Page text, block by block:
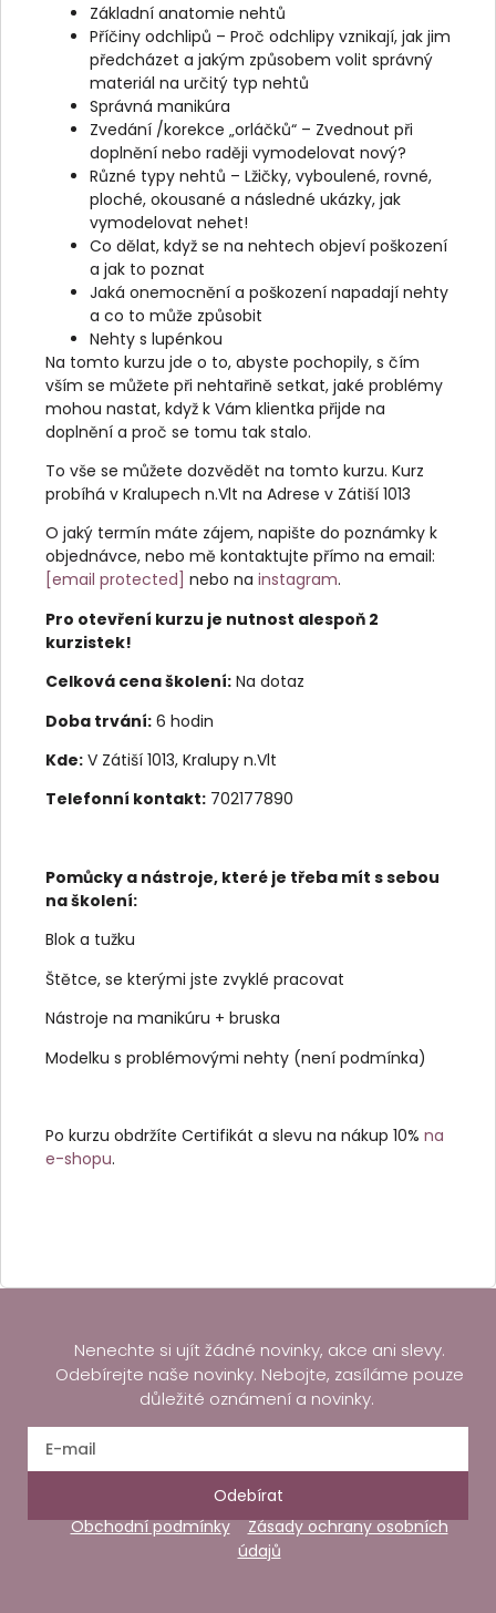
Základní anatomie nehtů
Příčiny odchlipů – Proč odchlipy vznikají, jak jim
předcházet a jakým způsobem volit správný
materiál na určitý typ nehtů
Správná manikúra
Zvedání /korekce „orláčků“ – Zvednout při
doplnění nebo raději vymodelovat nový?
Různé typy nehtů – Lžičky, vyboulené, rovné,
ploché, okousané a následné ukázky, jak
vymodelovat nehet!
Co dělat, když se na nehtech objeví poškození
a jak to poznat
Jaká onemocnění a poškození napadají nehty
a co to může způsobit
Nehty s lupénkou
Na tomto kurzu jde o to, abyste pochopily, s čím
vším se můžete při nehtařině setkat, jaké problémy
mohou nastat, když k Vám klientka přijde na
doplnění a proč se tomu tak stalo.
To vše se můžete dozvědět na tomto kurzu. Kurz
probíhá v Kralupech n.Vlt na Adrese v Zátiší 1013
O jaký termín máte zájem, napište do poznámky k
objednávce, nebo mě kontaktujte přímo na email:
[email protected] nebo na instagram.
Pro otevření kurzu je nutnost alespoň 2
kurzistek!
Celková cena školení: Na dotaz
Doba trvání: 6 hodin
Kde: V Zátiší 1013, Kralupy n.Vlt
Telefonní kontakt: 702177890
Pomůcky a nástroje, které je třeba mít s sebou
na školení:
Blok a tužku
Štětce, se kterými jste zvyklé pracovat
Nástroje na manikúru + bruska
Modelku s problémovými nehty (není podmínka)
Po kurzu obdržíte Certifikát a slevu na nákup 10% na
e-shopu.
Nenechte si ujít žádné novinky, akce ani slevy.
Odebírejte naše novinky. Nebojte, zasíláme pouze
důležité oznámení a novinky.
Odebírat
Obchodní podmínky
Zásady ochrany osobních
údajů